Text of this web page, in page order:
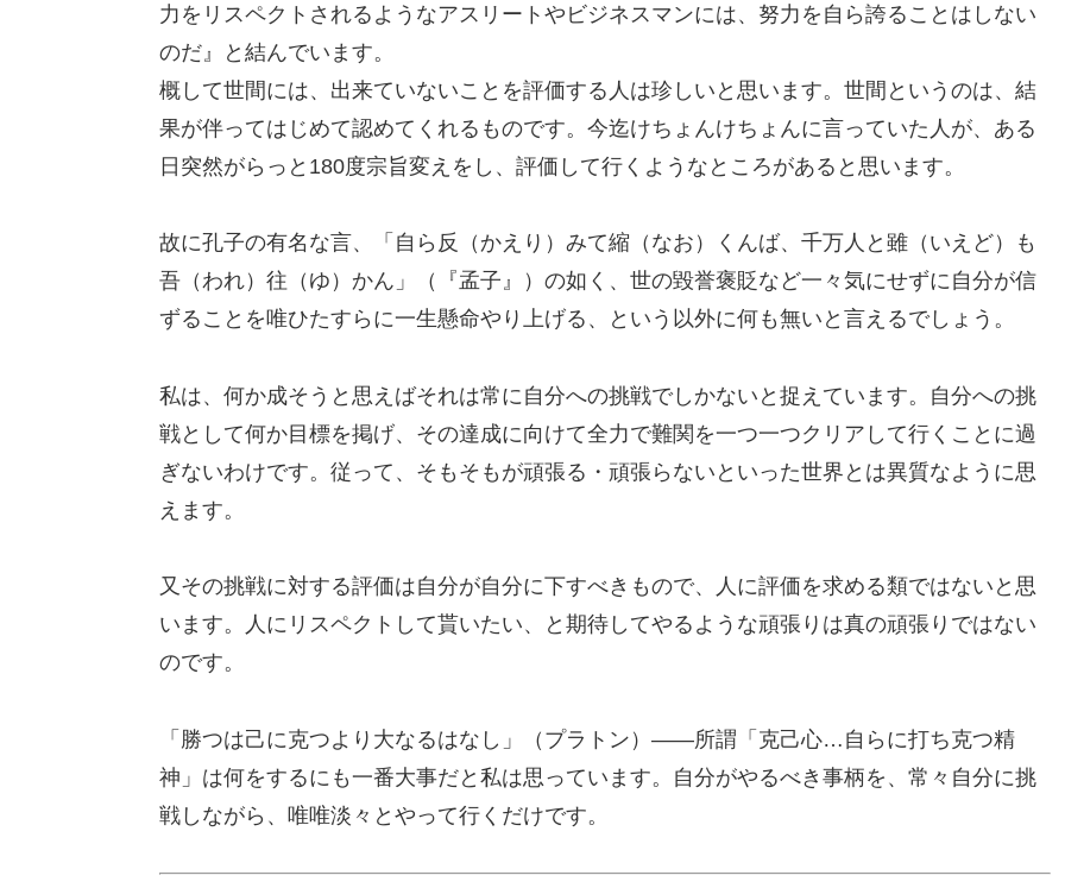
力をリスペクトされるようなアスリートやビジネスマンには、努力を自ら誇ることはしない
のだ』と結んでいます。
概して世間には、出来ていないことを評価する人は珍しいと思います。世間というのは、結
果が伴ってはじめて認めてくれるものです。今迄けちょんけちょんに言っていた人が、ある
日突然がらっと180度宗旨変えをし、評価して行くようなところがあると思います。
故に孔子の有名な言、「自ら反（かえり）みて縮（なお）くんば、千万人と雖（いえど）も
吾（われ）往（ゆ）かん」（『孟子』）の如く、世の毀誉褒貶など一々気にせずに自分が信
ずることを唯ひたすらに一生懸命やり上げる、という以外に何も無いと言えるでしょう。
私は、何か成そうと思えばそれは常に自分への挑戦でしかないと捉えています。自分への挑
戦として何か目標を掲げ、その達成に向けて全力で難関を一つ一つクリアして行くことに過
ぎないわけです。従って、そもそもが頑張る・頑張らないといった世界とは異質なように思
えます。
又その挑戦に対する評価は自分が自分に下すべきもので、人に評価を求める類ではないと思
います。人にリスペクトして貰いたい、と期待してやるような頑張りは真の頑張りではない
のです。
「勝つは己に克つより大なるはなし」（プラトン）――所謂「克己心…自らに打ち克つ精
神」は何をするにも一番大事だと私は思っています。自分がやるべき事柄を、常々自分に挑
戦しながら、唯唯淡々とやって行くだけです。